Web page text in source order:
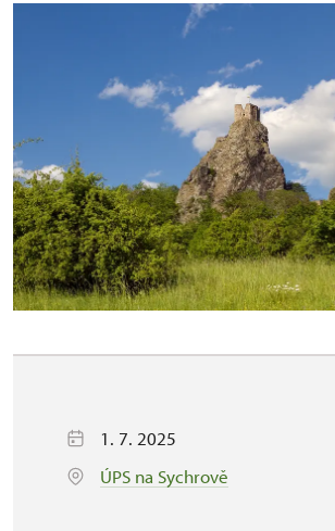
1. 7. 2025
ÚPS na Sychrově